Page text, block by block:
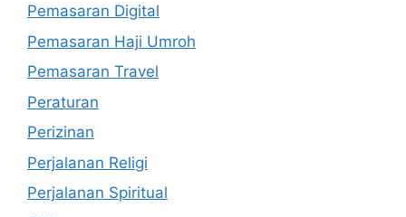
Pemasaran Digital
Pemasaran Haji Umroh
Pemasaran Travel
Peraturan
Perizinan
Perjalanan Religi
Perjalanan Spiritual